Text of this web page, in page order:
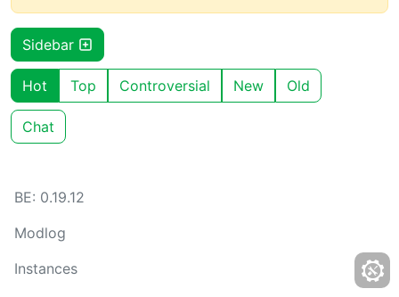
Sidebar
Hot Top Controversial New Old
Chat
BE: 0.19.12
Modlog
Instances